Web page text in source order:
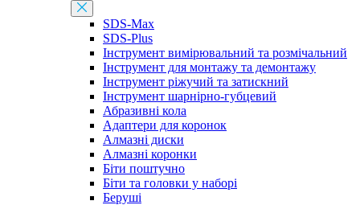
SDS-Max
SDS-Plus
Інструмент вимірювальний та розмічальний
Інструмент для монтажу та демонтажу
Інструмент ріжучий та затискний
Інструмент шарнірно-губцевий
Абразивні кола
Адаптери для коронок
Алмазні диски
Алмазні коронки
Біти поштучно
Біти та головки у наборі
Беруші